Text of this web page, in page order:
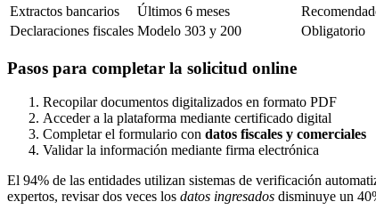
Extractos bancarios
Últimos 6 meses
Declaraciones fiscales Modelo 303 y 200 Obligatorio
Pasos para completar la solicitud online
Recopilar documentos digitalizados en formato PDF
Acceder a la plataforma mediante certificado digital
Completar el formulario con datos fiscales y comerciales
Validar la información mediante firma electrónica
El 94% de las entidades utilizan sistemas de verificación
expertos, revisar dos veces los datos ingresados disminuye un